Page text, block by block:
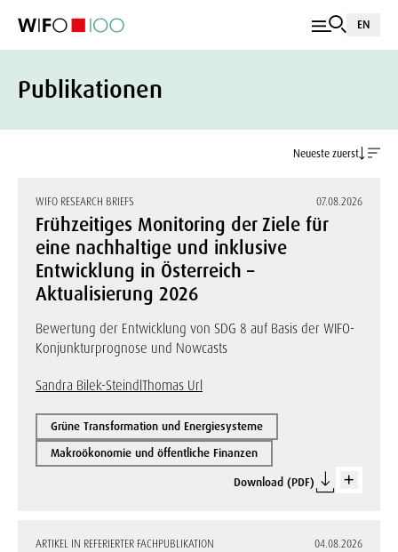
EN
Publikationen
Neueste zuerst
WIFO RESEARCH BRIEFS 07.08.2026
Frühzeitiges Monitoring der Ziele für
eine nachhaltige und inklusive
Entwicklung in Österreich –
Aktualisierung 2026
Bewertung der Entwicklung von SDG 8 auf Basis der WIFO-
Konjunkturprognose und Nowcasts
Sandra Bilek-SteindlThomas Url
Grüne Transformation und Energiesysteme
Makroökonomie und öffentliche Finanzen
Download (PDF)
ARTIKEL IN REFERIERTER FACHPUBLIKATION 04.08.2026